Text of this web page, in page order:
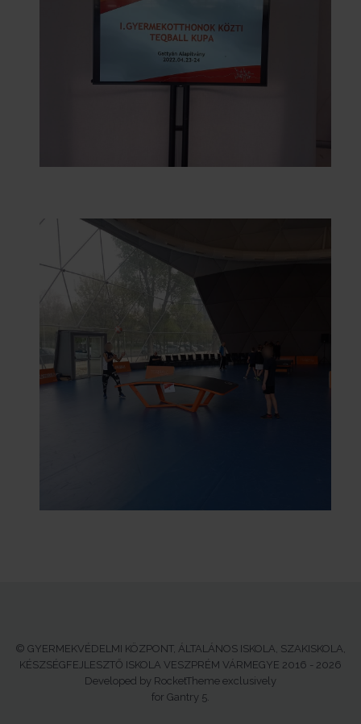
© GYERMEKVÉDELMI KÖZPONT, ÁLTALÁNOS ISKOLA, SZAKISKOLA,
KÉSZSÉGFEJLESZTŐ ISKOLA VESZPRÉM VÁRMEGYE 2016 - 2026
Developed by RocketTheme exclusively
for Gantry 5.